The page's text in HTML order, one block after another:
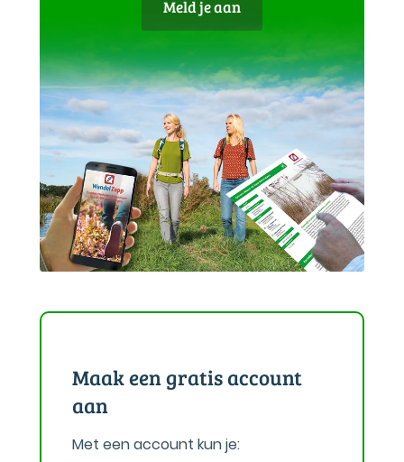
Meld je aan
Maak een gratis account
aan
Met een account kun je: